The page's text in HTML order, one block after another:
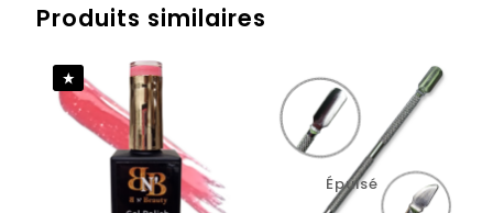
Soyez le premier à laisser votre avis
sur “GLITTER GREEN #1”
Vous devez êtreconnecté pour publier un avis.
Produits similaires
Épuisé